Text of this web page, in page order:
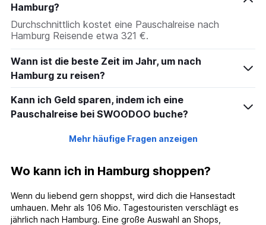
Hamburg?
Durchschnittlich kostet eine Pauschalreise nach
Hamburg Reisende etwa 321 €.
Wann ist die beste Zeit im Jahr, um nach
Hamburg zu reisen?
Kann ich Geld sparen, indem ich eine
Pauschalreise bei SWOODOO buche?
Mehr häufige Fragen anzeigen
Wo kann ich in Hamburg shoppen?
Wenn du liebend gern shoppst, wird dich die Hansestadt
umhauen. Mehr als 106 Mio. Tagestouristen verschlägt es
jährlich nach Hamburg. Eine große Auswahl an Shops,